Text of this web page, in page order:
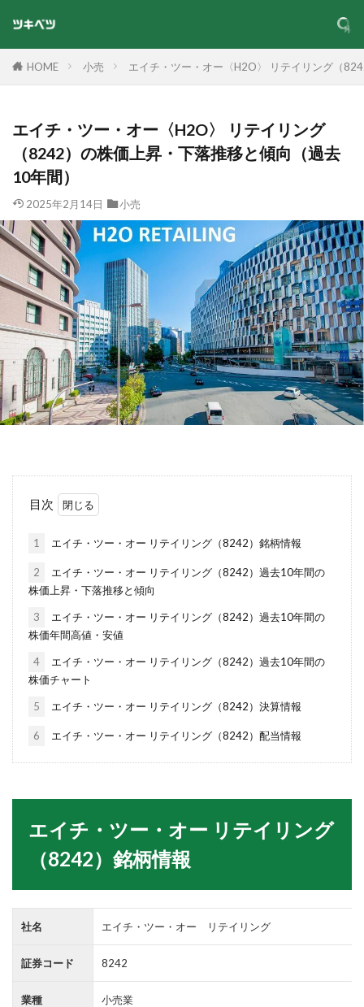
HOME 小売 エイチ・ツー・オー〈H2O〉 リテイリング（
エイチ・ツー・オー〈H2O〉 リテイリング
（8242）の株価上昇・下落推移と傾向（過去
10年間）
2025年2月14日 小売
目次
1 エイチ・ツー・オー リテイリング（8242）銘柄情報
2
エイチ・ツー・オー リテイリング（8242）過去10年間の
株価上昇・下落推移と傾向
3
エイチ・ツー・オー リテイリング（8242）過去10年間の
株価年間高値・安値
4
エイチ・ツー・オー リテイリング（8242）過去10年間の
株価チャート
5 エイチ・ツー・オー リテイリング（8242）決算情報
6 エイチ・ツー・オー リテイリング（8242）配当情報
エイチ・ツー・オー リテイリング
（8242）銘柄情報
社名 エイチ・ツー・オー リテイリング
証券コード 8242
業種 小売業